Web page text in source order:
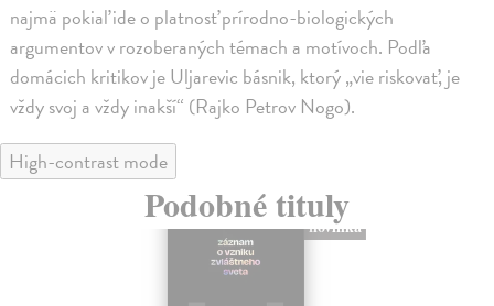
najmä pokiaľ ide o platnosť prírodno-biologických
argumentov v rozoberaných témach a motívoch. Podľa
domácich kritikov je Uljarevic básnik, ktorý „vie riskovať, je
vždy svoj a vždy inakší“ (Rajko Petrov Nogo).
High-contrast mode
Podobné tituly